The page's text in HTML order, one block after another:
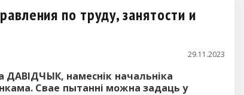
по труду, занятости и
29.11.2023
ДАВІДЧЫК, намеснік начальніка
Свае пытанні можна задаць у